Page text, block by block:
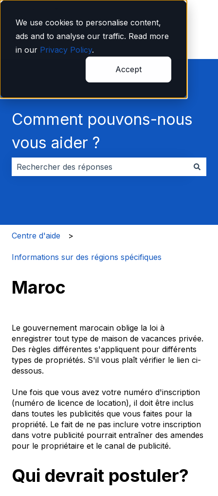
We use cookies to personalise content,
ads and to analyse our traffic. Read more
in our Privacy Policy.
Accept
Comment pouvons-nous
vous aider ?
Centre d'aide
Informations sur des régions spécifiques
Maroc
Le gouvernement marocain oblige la loi à
enregistrer tout type de maison de vacances privée.
Des règles différentes s'appliquent pour différents
types de propriétés. S'il vous plaît vérifier le lien ci-
dessous.
Une fois que vous avez votre numéro d'inscription
(numéro de licence de location), il doit être inclus
dans toutes les publicités que vous faites pour la
propriété. Le fait de ne pas inclure votre inscription
dans votre publicité pourrait entraîner des amendes
pour le propriétaire et le canal de publicité.
Qui devrait postuler?